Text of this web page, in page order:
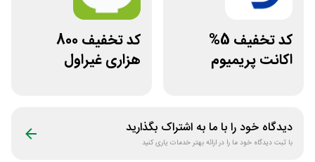
کد تخفیف 5%
اکانت پریمیوم
کد تخفیف 800
هزاری غیراول
دیدگاه خود را با ما به اشتراک بگذارید
با ثبت دیدگاه خود ما را در ارائه بهتر خدمات یاری کنید